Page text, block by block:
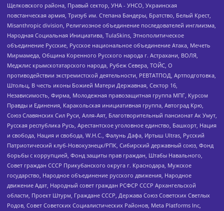
Щелковского района, Правый сектор, УНА - УНСО, Украинская
повстанческая армия, Тризуб им. Степана Бандеры, Братство, Белый Крест,
Misanthropic division, Религиозное объединение последователей инглиизма,
Народная Социальная Инициатива, TulaSkins, Этнополитическое
объединение Русские, Русское национальное объединение Атака, Мечеть
Мирмамеда, Община Коренного Русского народа г. Астрахани, ВОЛЯ,
Меджлис крымскотатарского народа, Рубеж Севера, ТОЙС, О
противодействии экстремистской деятельности, РЕВТАТПОД, Артподготовка,
Штольц, В честь иконы Божией Матери Державная, Сектор 16,
Независимость, Фирма, Молодежная правозащитная группа МПГ, Курсом
Правды и Единения, Каракольская инициативная группа, Автоград Крю,
Союз Славянских Сил Руси, Алля-Аят, Благотворительный пансионат Ак Умут,
Русская республика Русь, Арестантское уголовное единство, Башкорт, Нация
и свобода, Нация и свобода, W.H.С., Фалунь Дафа, Иртыш Ultras, Русский
Патриотический клуб-Новокузнецк/РПК, Сибирский державный союз, Фонд
борьбы с коррупцией, Фонд защиты прав граждан, Штабы Навального,
Совет граждан СССР Прикубанского округа г. Краснодара, Мужское
государство, Народное объединение русского движения, Народное
движение Адат, Народный совет граждан РСФСР СССР Архангельской
области, Проект Штурм, Граждане СССР, Держава Союз Советских Светлых
Родов, Совет Советских Социалистических Районов, Meta Platforms Inc,